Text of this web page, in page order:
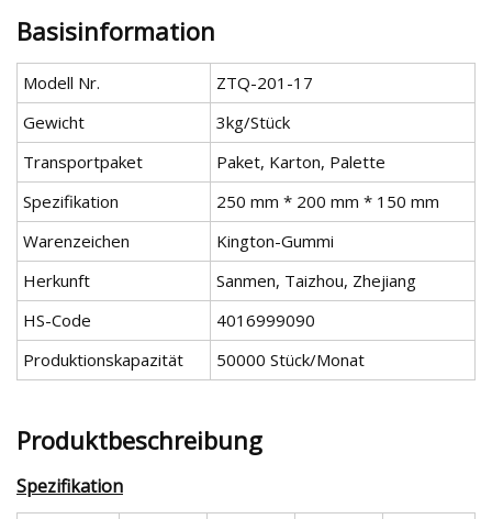
Basisinformation
Modell Nr.
ZTQ-201-17
Gewicht
3kg/Stück
Transportpaket
Paket, Karton, Palette
Spezifikation
250 mm * 200 mm * 150 mm
Warenzeichen
Kington-Gummi
Herkunft
Sanmen, Taizhou, Zhejiang
HS-Code
4016999090
Produktionskapazität
50000 Stück/Monat
Produktbeschreibung
Spezifikation